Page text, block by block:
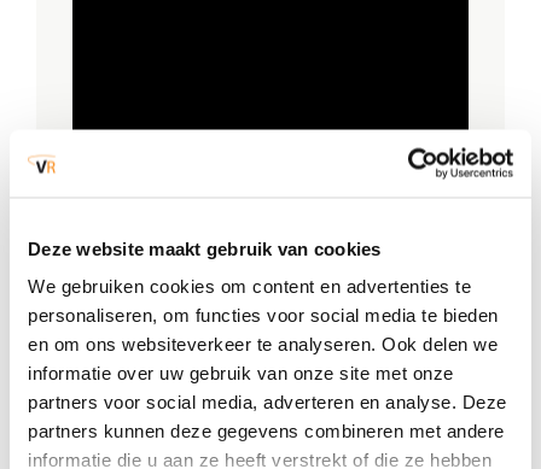
Deze website maakt gebruik van cookies
We gebruiken cookies om content en advertenties te
personaliseren, om functies voor social media te bieden
en om ons websiteverkeer te analyseren. Ook delen we
informatie over uw gebruik van onze site met onze
partners voor social media, adverteren en analyse. Deze
partners kunnen deze gegevens combineren met andere
informatie die u aan ze heeft verstrekt of die ze hebben
Accepteermarketing cookies om deze video te